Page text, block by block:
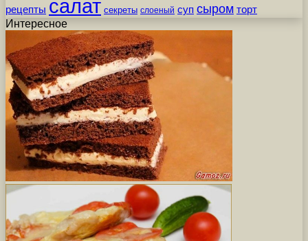
рецепты салат секреты слоеный суп сыром торт
Интересное